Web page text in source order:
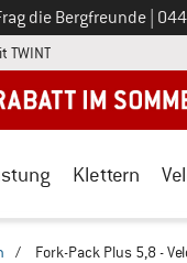
die Bergfreunde
TWINTFinde die Zahlungs-
Klettern
/ Fork-Pack Plus 5,8 -